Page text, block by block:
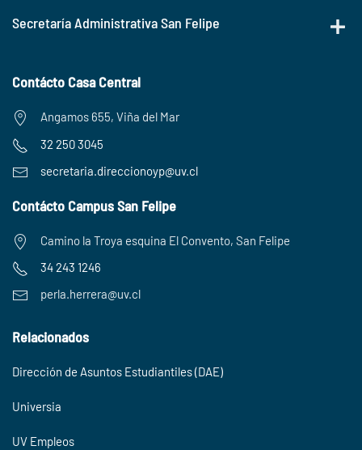
Secretaría Administrativa San Felipe
Contácto Casa Central
Angamos 655, Viña del Mar
32 250 3045
secretaria.direccionoyp@uv.cl
Contácto Campus San Felipe
Camino la Troya esquina El Convento, San Felipe
34 243 1246
perla.herrera@uv.cl
Relacionados
Dirección de Asuntos Estudiantiles (DAE)
Universia
UV Empleos